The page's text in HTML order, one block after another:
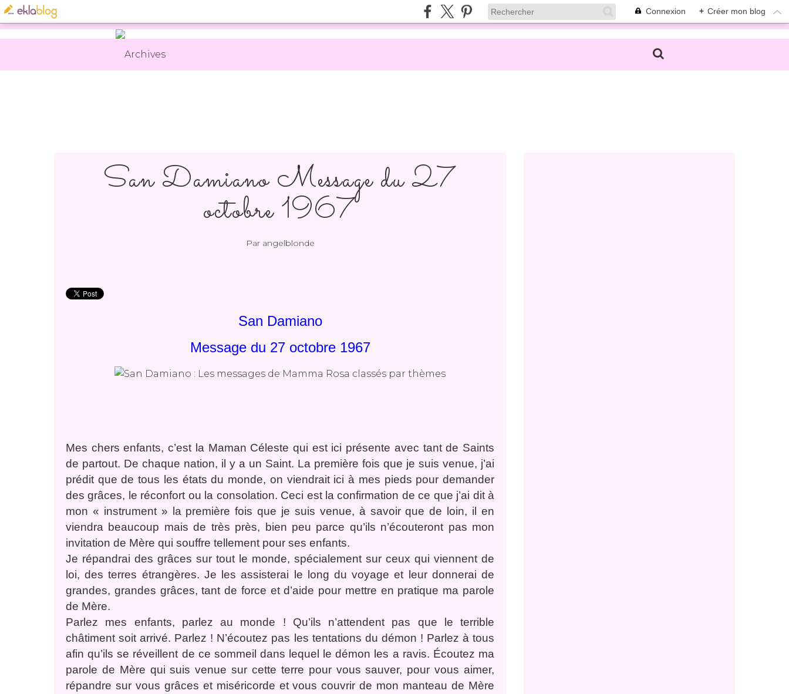
Connexion + Créer mon blog
Archives
San Damiano Message du 27
octobre 1967
Par angelblonde
San Damiano
Message du 27 octobre 1967
Mes chers enfants, c’est la Maman Céleste qui est ici présente avec tant de Saints
de partout. De chaque nation, il y a un Saint. La première fois que je suis venue, j’ai
prédit que de tous les états du monde, on viendrait ici à mes pieds pour demander
des grâces, le réconfort ou la consolation. Ceci est la confirmation de ce que j’ai dit à
mon « instrument » la première fois que je suis venue, à savoir que de loin, il en
viendra beaucoup mais de très près, bien peu parce qu’ils n’écouteront pas mon
invitation de Mère qui souffre tellement pour ses enfants.
Je répandrai des grâces sur tout le monde, spécialement sur ceux qui viennent de
loi, des terres étrangères. Je les assisterai le long du voyage et leur donnerai de
grandes, grandes grâces, tant de force et d’aide pour mettre en pratique ma parole
de Mère.
Parlez mes enfants, parlez au monde ! Qu’ils n’attendent pas que le terrible
châtiment soit arrivé. Parlez ! N’écoutez pas les tentations du démon ! Parlez à tous
afin qu’ils se réveillent de ce sommeil dans lequel le démon les a ravis. Écoutez ma
parole de Mère qui suis venue sur cette terre pour vous sauver, pour vous aimer,
répandre sur vous grâces et miséricorde et vous couvrir de mon manteau de Mère